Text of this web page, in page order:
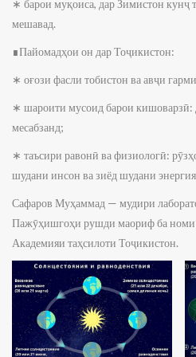
∗ барои муқоиса, дар Зимистон кунҷ
мешавад.
∎Пайомадҳои он дар Тоҷикистон:
∗ оғози фасли тобистон ва авҷи
∗ шароити мусоид барои кишоварзӣ:
месабзанд;
∗ таъсири равонӣ ва физиологӣ:
шудани инсон ва зиёд шудани
Сафаров Муҳаммад — мудири
Пажӯҳишгоҳи рушди маориф ба
Академияи таҳсилоти Тоҷикистон.